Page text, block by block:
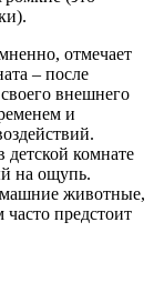
отмечает
– после
внешнего
и
детской комнате
на ощупь.
животные,
предстоит